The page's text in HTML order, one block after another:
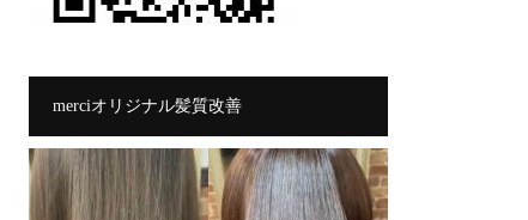
merciオリジナル髪質改善